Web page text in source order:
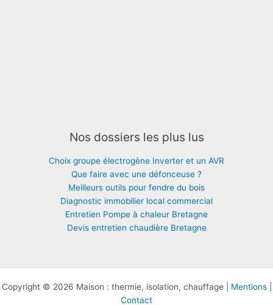
Nos dossiers les plus lus
Choix groupe électrogène Inverter et un AVR
Que faire avec une défonceuse ?
Meilleurs outils pour fendre du bois
Diagnostic immobilier local commercial
Entretien Pompe à chaleur Bretagne
Devis entretien chaudière Bretagne
Copyright © 2026 Maison : thermie, isolation, chauffage | Mentions|
Contact